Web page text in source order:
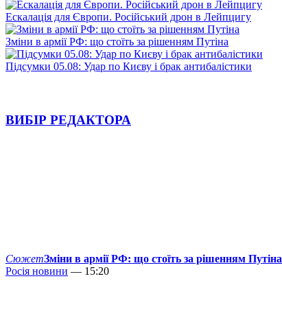
Ескалація для Європи. Російський дрон в Лейпцигу
Зміни в армії РФ: що стоїть за рішенням Путіна
Підсумки 05.08: Удар по Києву і брак антибалістики
ВИБІР РЕДАКТОРА
СюжетЗміни в армії РФ: що стоїть за рішенням Путіна
Росія новини — 15:20